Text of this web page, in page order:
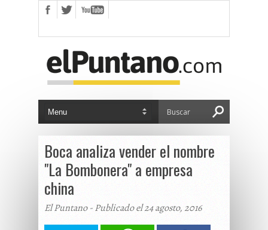
Boca analiza vender el nombre
"La Bombonera" a empresa
china
El Puntano - Publicado el 24 agosto, 2016